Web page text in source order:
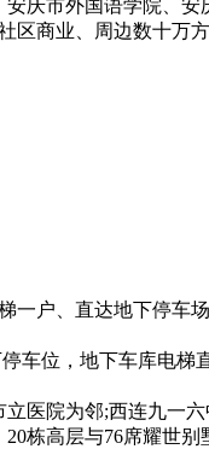
庆市外国语学院、安
商业、周边数十万方
一户、直达地下停
车位，地下车库电梯
医院为邻;西连九一
栋高层与76席耀世